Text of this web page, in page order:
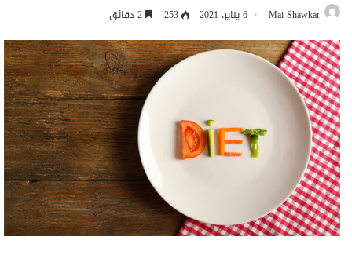
Mai Shawkat 6 يناير، 2021 253